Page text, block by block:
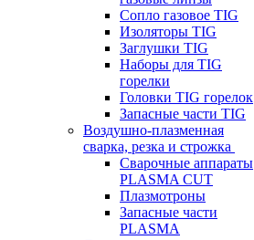
Сопло газовое TIG
Изоляторы TIG
Заглушки TIG
Наборы для TIG
горелки
Головки TIG горелок
Запасные части TIG
Воздушно-плазменная
сварка, резка и строжка
Сварочные аппараты
PLASMA CUT
Плазмотроны
Запасные части
PLASMA